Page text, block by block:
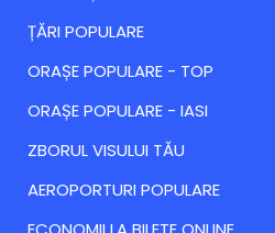
ȚĂRI POPULARE
ORAȘE POPULARE - TOP
ORAȘE POPULARE - IASI
ZBORUL VISULUI TĂU
AEROPORTURI POPULARE